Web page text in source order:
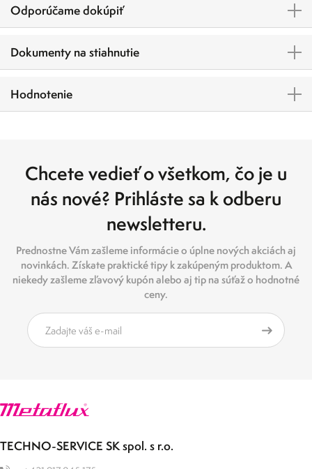
Odporúčame dokúpiť
Dokumenty na stiahnutie
Hodnotenie
Chcete vedieť o všetkom, čo je u
nás nové? Prihláste sa k odberu
newsletteru.
Prednostne Vám zašleme informácie o úplne nových akciách aj
novinkách. Získate praktické tipy k zakúpeným produktom. A
niekedy zašleme zľavový kupón alebo aj tip na súťaž o hodnotné
ceny.
TECHNO-SERVICE SK spol. s r.o.